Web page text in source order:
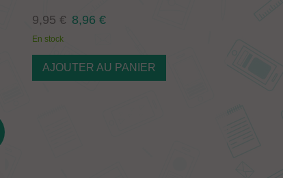
9,95 € 8,96 €
En stock
AJOUTER AU PANIER